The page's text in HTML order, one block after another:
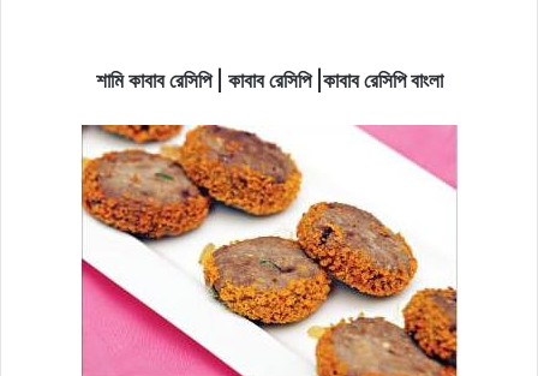
শামি কাবাব রেসিপি | কাবাব রেসিপি |কাবাব রেসিপি বাংলা